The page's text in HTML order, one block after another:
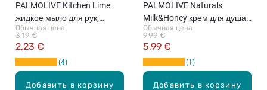
Добавить в корзину
PALMOLIVE Kitchen Lime
жидкое мыло для рук,
300мл
Обычная цена
2,23 €
3,19 €
4
Добавить в корзину
PALMOLIVE Naturals
Milk&Honey крем для душа,
750мл
Обычная цена
5,99 €
9,99 €
1